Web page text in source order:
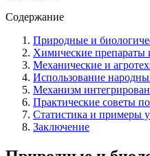
Содержание
Природные и
Химические препараты
Механические и
Использование
Механизм
Практические советы
Статистика и примеры
Заключение